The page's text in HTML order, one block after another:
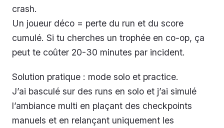
crash.
Un joueur déco = perte du run et du score
cumulé. Si tu cherches un trophée en co-op, ça
peut te coûter 20-30 minutes par incident.
Solution pratique : mode solo et practice.
J’ai basculé sur des runs en solo et j’ai simulé
l’ambiance multi en plaçant des checkpoints
manuels et en relançant uniquement les